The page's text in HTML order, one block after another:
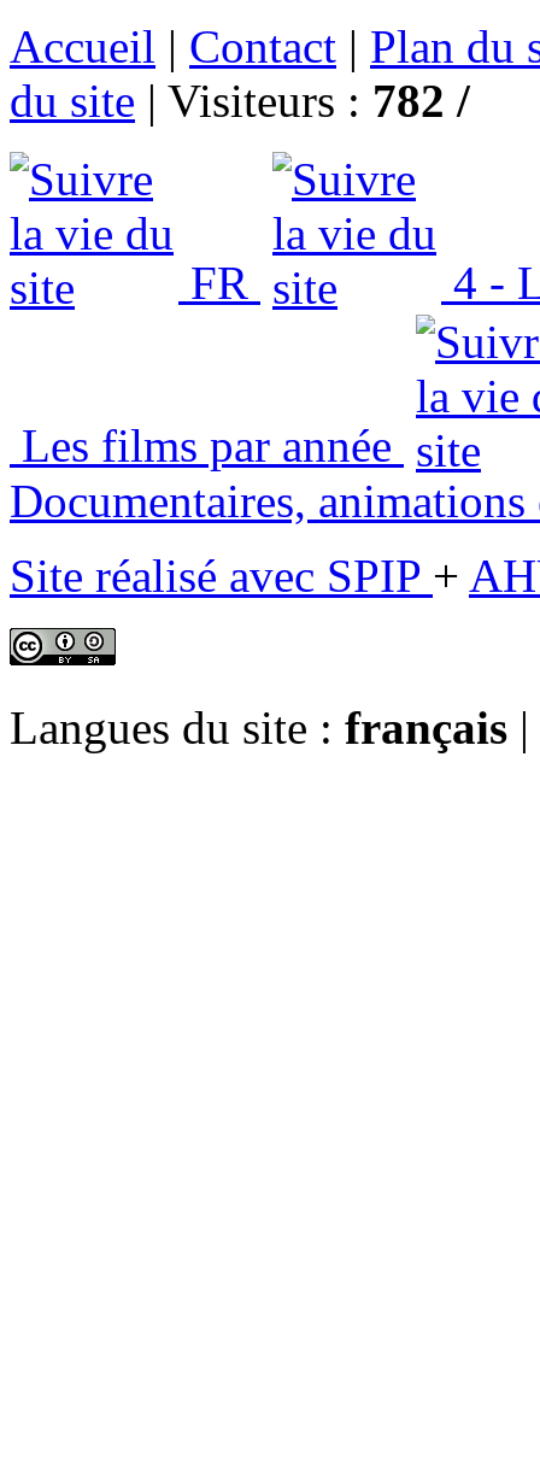
Accueil | Contact | Plan du
du site | Visiteurs : 782 /
FR 4 -
Les films par année
Documentaires,
Site réalisé avec SPIP +
Langues du site : français |